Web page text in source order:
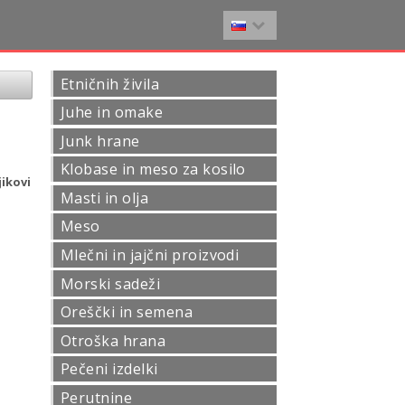
Etničnih živila
Juhe in omake
Junk hrane
Klobase in meso za kosilo
Masti in olja
Meso
Mlečni in jajčni proizvodi
Morski sadeži
Oreščki in semena
Otroška hrana
Pečeni izdelki
Perutnine